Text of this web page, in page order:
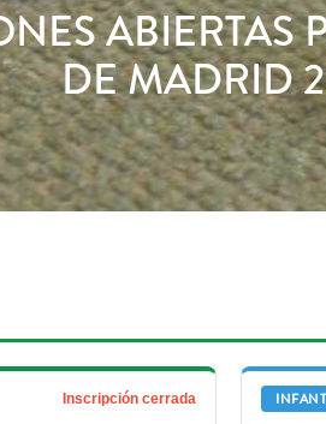
ABIERTAS
DE MADRID
Inscripción cerrada